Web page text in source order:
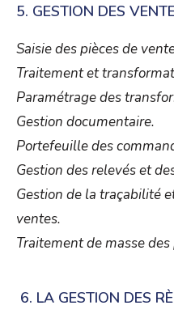
5. GESTION DES
Saisie des pièces de
Traitement et
Paramétrage des
Gestion documentaire.
Portefeuille des
Gestion des relevés et
Gestion de la traçabilité
ventes.
Traitement de masse des
6. LA GESTION DES